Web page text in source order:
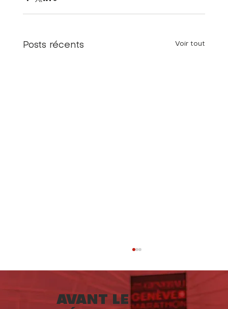
AVANT LE
Posts récents Voir tout